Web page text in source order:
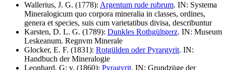
Wallerius, J. G. (1778): Argentum rude rubrum. IN: Systema
Mineralogicum quo corpora mineralia in classes, ordines,
genera et species, suis cum varietatibus divisa, describuntur
Karsten, D. L. G. (1789): Dunkles Rothgültgerz. IN: Museum
Leskeanum. Regnvm Minerale
Glocker, E. F. (1831): Rotgülden oder Pyrargyrit. IN:
Handbuch der Mineralogie
Leonhard, G: v. (1860): Pyragyrit. IN: Grundzüge der